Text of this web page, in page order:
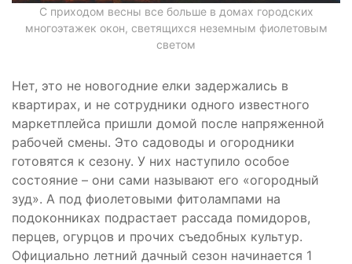
С приходом весны все больше в домах городских
многоэтажек окон, светящихся неземным фиолетовым
светом
Нет, это не новогодние елки задержались в
квартирах, и не сотрудники одного известного
маркетплейса пришли домой после напряженной
рабочей смены. Это садоводы и огородники
готовятся к сезону. У них наступило особое
состояние – они сами называют его «огородный
зуд». А под фиолетовыми фитолампами на
подоконниках подрастает рассада помидоров,
перцев, огурцов и прочих съедобных культур.
Официально летний дачный сезон начинается 1